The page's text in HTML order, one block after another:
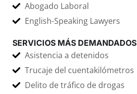
Abogado Laboral
English-Speaking Lawyers
SERVICIOS MÁS DEMANDADOS
Asistencia a detenidos
Trucaje del cuentakilómetros
Delito de tráfico de drogas